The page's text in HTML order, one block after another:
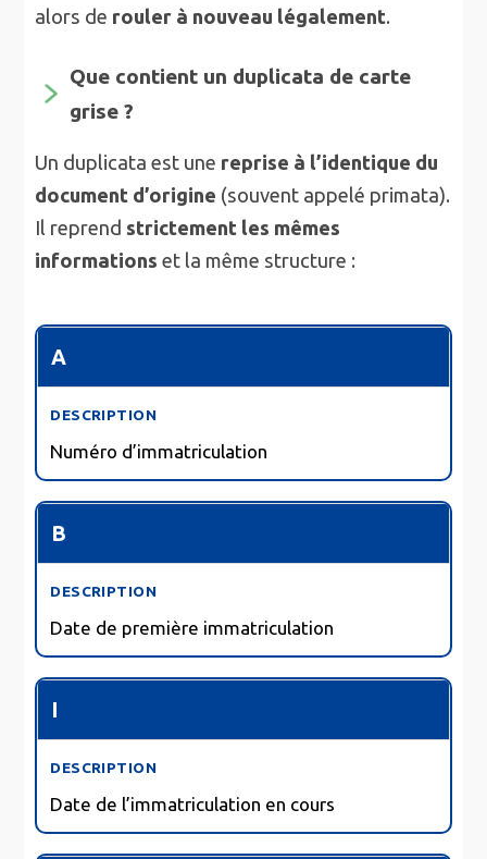
alors de rouler à nouveau légalement.
Que contient un duplicata de carte
grise ?
Un duplicata est une reprise à l’identique du
document d’origine (souvent appelé primata).
Il reprend strictement les mêmes
informations et la même structure :
A
Numéro d’immatriculation
B
Date de première immatriculation
I
Date de l’immatriculation en cours